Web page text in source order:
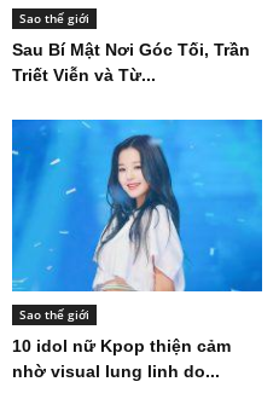
Sao thế giới
Sau Bí Mật Nơi Góc Tối, Trần
Triết Viễn và Từ...
Sao thế giới
10 idol nữ Kpop thiện cảm
nhờ visual lung linh do...